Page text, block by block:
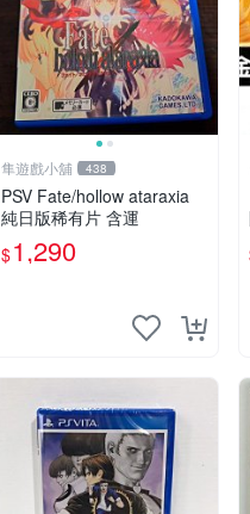
隼遊戲小舖 438
PSV Fate/hollow ataraxia
純日版稀有片 含運
$1,290